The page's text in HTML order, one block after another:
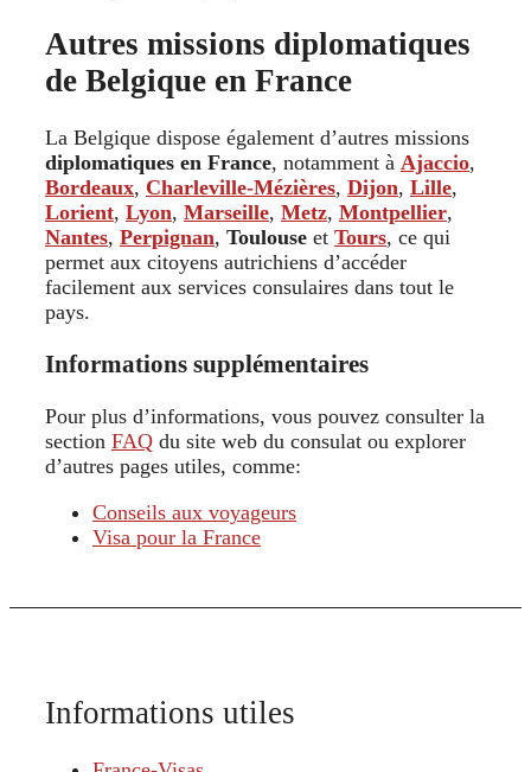
Autres missions diplomatiques
de Belgique en France
La Belgique dispose également d’autres missions
diplomatiques en France, notamment à Ajaccio,
Bordeaux, Charleville-Mézières, Dijon, Lille,
Lorient, Lyon, Marseille, Metz, Montpellier,
Nantes, Perpignan, Toulouse et Tours, ce qui
permet aux citoyens autrichiens d’accéder
facilement aux services consulaires dans tout le
pays.
Informations supplémentaires
Pour plus d’informations, vous pouvez consulter la
section FAQ du site web du consulat ou explorer
d’autres pages utiles, comme:
Conseils aux voyageurs
Visa pour la France
Informations utiles